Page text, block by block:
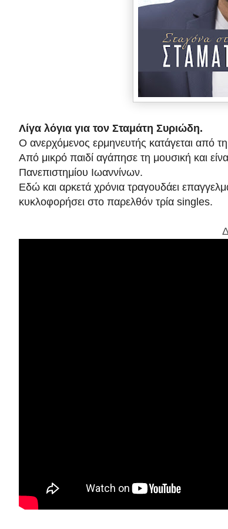
Λίγα λόγια για τον Σταμάτη Συριώδη.
Ο ανερχόμενος ερμηνευτής κατάγεται από
Από μικρό παιδί αγάπησε τη μουσική και
Πανεπιστημίου Ιωαννίνων.
Εδώ και αρκετά χρόνια τραγουδάει
κυκλοφορήσει στο παρελθόν τρία singles.